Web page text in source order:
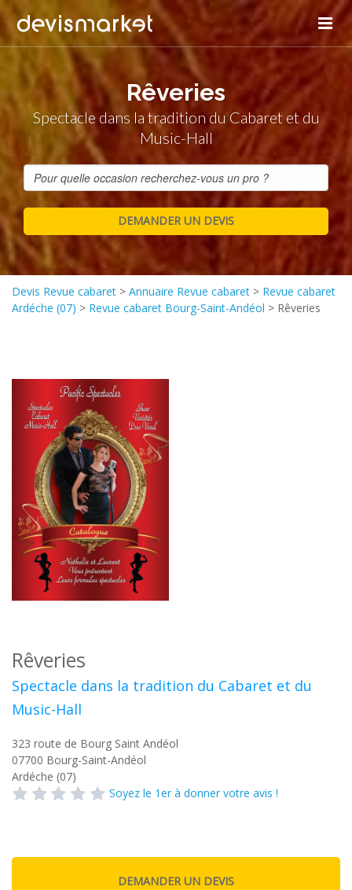
Rêveries
Spectacle dans la tradition du Cabaret et du
Music-Hall
Devis Revue cabaret > Annuaire Revue cabaret > Revue cabaret
Ardéche (07) > Revue cabaret Bourg-Saint-Andéol > Rêveries
Rêveries
Spectacle dans la tradition du Cabaret et du
Music-Hall
323 route de Bourg Saint Andéol
07700 Bourg-Saint-Andéol
Ardéche (07)
Soyez le 1er à donner votre avis !